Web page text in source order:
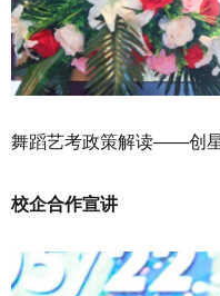
舞蹈艺考政策解读——创
校企合作宣讲